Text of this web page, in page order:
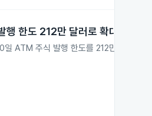
한도 212만 달러로 확대
ATM 주식 발행 한도를 212만 5천 달